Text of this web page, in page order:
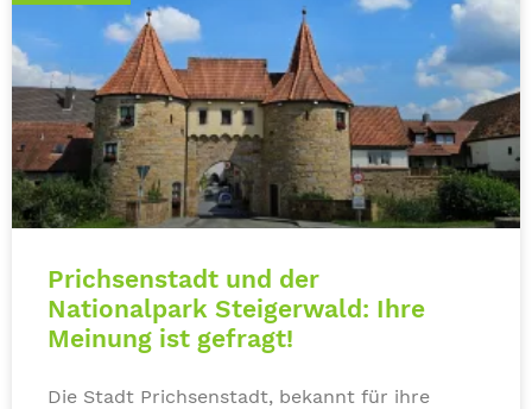
Prichsenstadt und der
Nationalpark Steigerwald: Ihre
Meinung ist gefragt!
Die Stadt Prichsenstadt, bekannt für ihre